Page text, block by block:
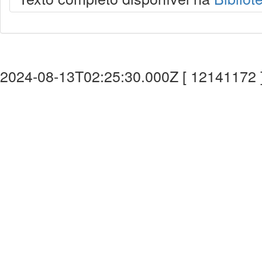
2024-08-13T02:25:30.000Z [ 12141172